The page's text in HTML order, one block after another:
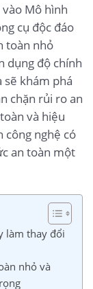
Mô hình
cụ độc đáo
toàn nhỏ
dụng độ chính
sẽ khám phá
chặn rủi ro an
và hiệu
công nghệ có
an toàn một
làm thay đổi
nhỏ và